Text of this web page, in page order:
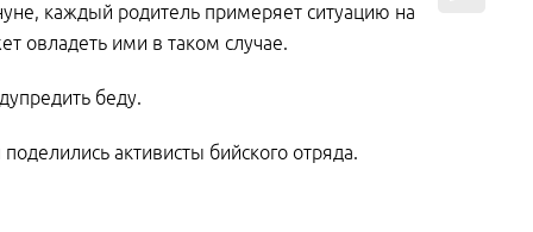
каждый родитель примеряет ситуацию на
овладеть ими в таком случае.
беду.
активисты бийского отряда.